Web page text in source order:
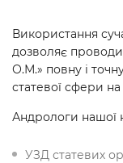
Використання
дозволяє
О.М.» повну і
статевої сфери на
Андрологи нашої
УЗД статевих